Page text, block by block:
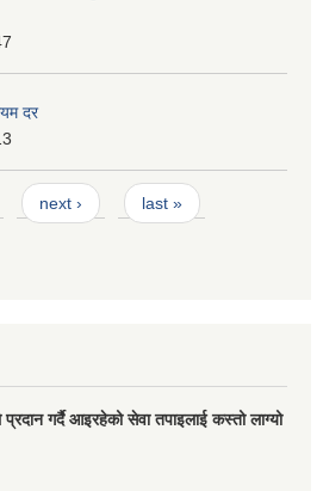
दर
next › last »
गर्दै आइरहेको सेवा तपाइलाई कस्तो लाग्यो